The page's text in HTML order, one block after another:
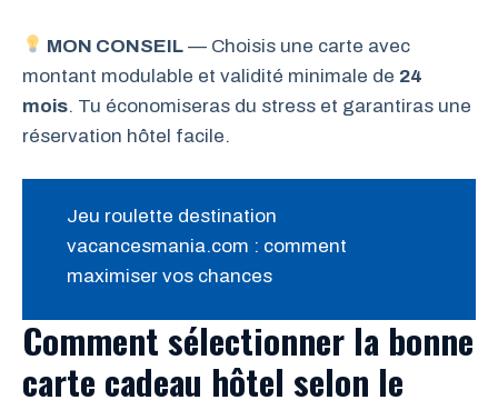
MON CONSEIL — Choisis une carte avec
montant modulable et validité minimale de 24
mois. Tu économiseras du stress et garantiras une
réservation hôtel facile.
Jeu roulette destination
vacancesmania.com : comment
maximiser vos chances
Comment sélectionner la bonne
carte cadeau hôtel selon le